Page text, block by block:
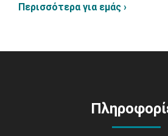
Περισσότερα για εμάς ›